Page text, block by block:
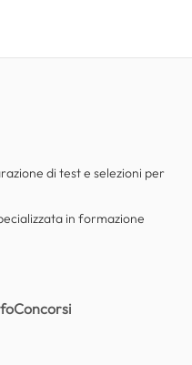
di test e selezioni per
in formazione